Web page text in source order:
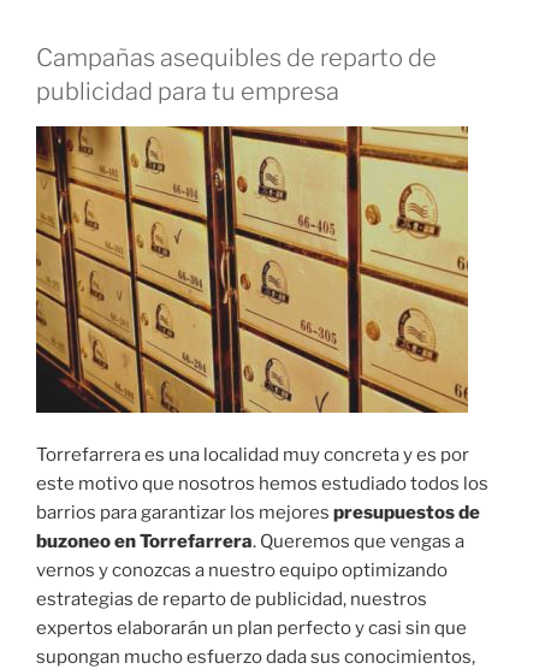
Campañas asequibles de reparto de
publicidad para tu empresa
Torrefarrera es una localidad muy concreta y es por
este motivo que nosotros hemos estudiado todos los
barrios para garantizar los mejores presupuestos de
buzoneo en Torrefarrera. Queremos que vengas a
vernos y conozcas a nuestro equipo optimizando
estrategias de reparto de publicidad, nuestros
expertos elaborarán un plan perfecto y casi sin que
supongan mucho esfuerzo dada sus conocimientos,